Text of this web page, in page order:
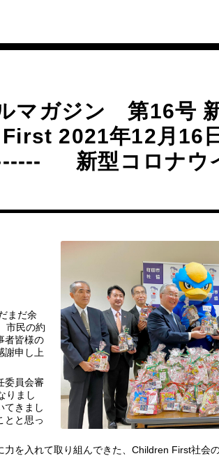
マガジン 第16号
2021年12月16
新型コロナウ
まだ余
市民の約
者皆様の
謝申し上
委員会審
りまし
てきまし
とと思っ
を入れて取り組んできた、Children First社会